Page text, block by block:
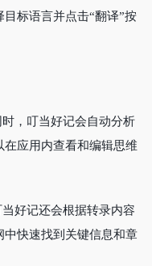
标语言并点击“翻译”按
，叮当好记会自动分析
应用内查看和编辑思维
好记还会根据转录内容
快速找到关键信息和章